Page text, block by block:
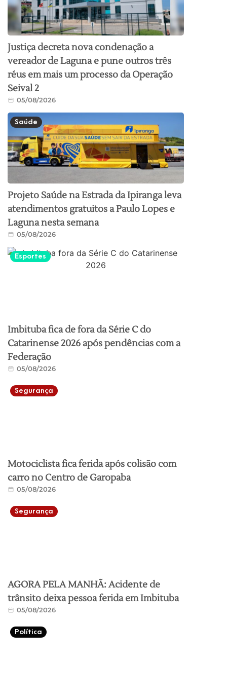
Justiça decreta nova condenação a
vereador de Laguna e pune outros três
réus em mais um processo da Operação
Seival 2
05/08/2026
Saúde
Projeto Saúde na Estrada da Ipiranga leva
atendimentos gratuitos a Paulo Lopes e
Laguna nesta semana
05/08/2026
Esportes
Imbituba fica de fora da Série C do
Catarinense 2026 após pendências com a
Federação
05/08/2026
Segurança
Motociclista fica ferida após colisão com
carro no Centro de Garopaba
05/08/2026
Segurança
AGORA PELA MANHÃ: Acidente de
trânsito deixa pessoa ferida em Imbituba
05/08/2026
Política